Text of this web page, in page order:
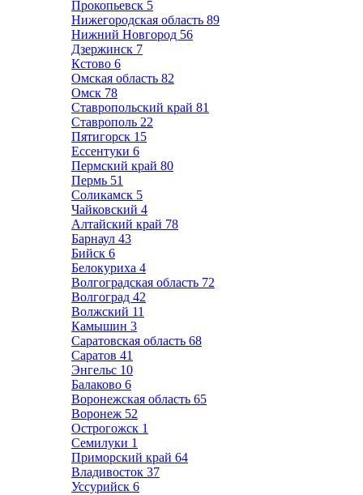
Прокопьевск 5
Нижегородская область 89
Нижний Новгород 56
Дзержинск 7
Кстово 6
Омская область 82
Омск 78
Ставропольский край 81
Ставрополь 22
Пятигорск 15
Ессентуки 6
Пермский край 80
Пермь 51
Соликамск 5
Чайковский 4
Алтайский край 78
Барнаул 43
Бийск 6
Белокуриха 4
Волгоградская область 72
Волгоград 42
Волжский 11
Камышин 3
Саратовская область 68
Саратов 41
Энгельс 10
Балаково 6
Воронежская область 65
Воронеж 52
Острогожск 1
Семилуки 1
Приморский край 64
Владивосток 37
Уссурийск 6